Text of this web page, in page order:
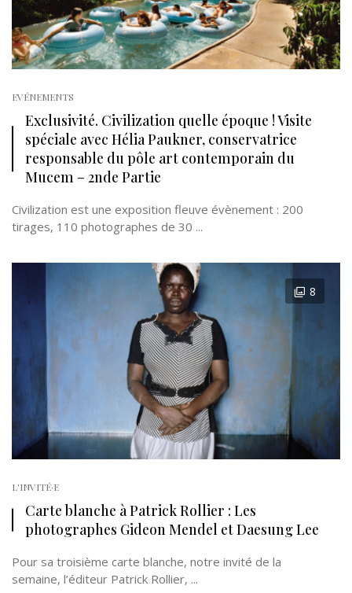
EVÉNEMENTS
Exclusivité. Civilization quelle époque ! Visite
spéciale avec Hélia Paukner, conservatrice
responsable du pôle art contemporain du
Mucem – 2nde Partie
Civilization est une exposition fleuve évènement : 200
tirages, 110 photographes de 30 ...
8
L'INVITÉ·E
Carte blanche à Patrick Rollier : Les
photographes Gideon Mendel et Daesung Lee
Pour sa troisième carte blanche, notre invité de la
semaine, l’éditeur Patrick Rollier, ...